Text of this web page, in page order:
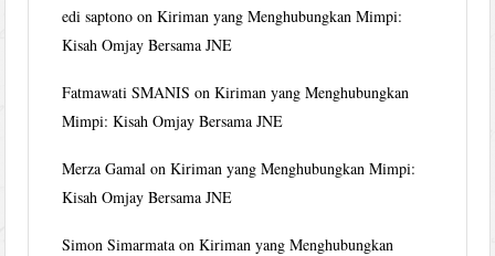
edi saptono onKiriman yang Menghubungkan Mimpi:
Kisah Omjay Bersama JNE
Fatmawati SMANIS onKiriman yang Menghubungkan
Mimpi: Kisah Omjay Bersama JNE
Merza Gamal onKiriman yang Menghubungkan Mimpi:
Kisah Omjay Bersama JNE
Simon Simarmata onKiriman yang Menghubungkan